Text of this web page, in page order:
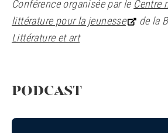
Conférence organisée par le Centre
littérature pour la jeunesse
de la
Littérature et art
PODCAST